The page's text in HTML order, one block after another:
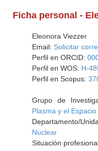
Ficha personal -
Eleonora Viezzer
Email: Solicitar
Perfil en ORCID:
Perfil en WOS: H-
Perfil en Scopus:
Grupo de
Plasma y el Espacio
Departamento/
Nuclear
Situación